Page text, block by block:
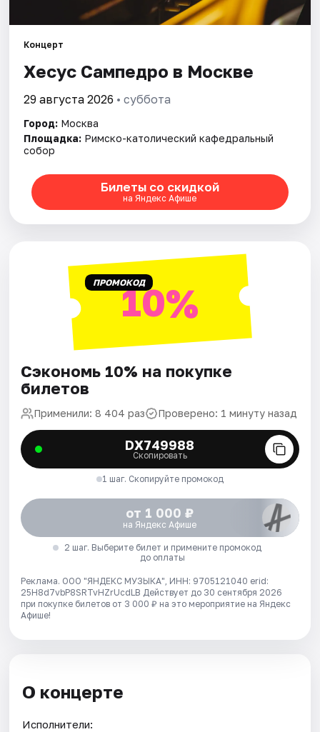
Площадки
Артисты
Рейтинги
Концерт
Хесус Сампедро в Москве
29 августа 2026 • суббота
Город: Москва
Площадка: Римско-католический кафедральный
собор
Билеты со скидкой
на Яндекс Афише
ПРОМОКОД10%
Сэкономь 10% на покупке
билетов
Применили: 8 404 раз Проверено: 1 минуту назад
DX749988
Скопировать
1 шаг. Скопируйте промокод
от 1 000 ₽
на Яндекс Афише
2 шаг. Выберите билет и примените промокод
до оплаты
Реклама. ООО "ЯНДЕКС МУЗЫКА", ИНН: 9705121040 erid:
25H8d7vbP8SRTvHZrUcdLB Действует до 30 сентября 2026
при покупке билетов от 3 000 ₽ на это мероприятие на Яндекс
Афише!
О концерте
Исполнители: